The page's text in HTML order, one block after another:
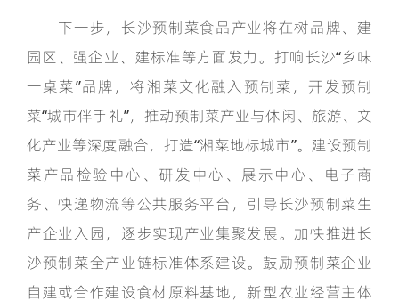
下一步，长沙预制菜食品产业将在树品牌、建
园区、强企业、建标准等方面发力。打响长沙“乡味
一桌菜”品牌，将湘菜文化融入预制菜，开发预制
菜“城市伴手礼”，推动预制菜产业与休闲、旅游、文
化产业等深度融合，打造“湘菜地标城市”。建设预制
菜产品检验中心、研发中心、展示中心、电子商
务、快递物流等公共服务平台，引导长沙预制菜生
产企业入园，逐步实现产业集聚发展。加快推进长
沙预制菜全产业链标准体系建设。鼓励预制菜企业
自建或合作建设食材原料基地，新型农业经营主体